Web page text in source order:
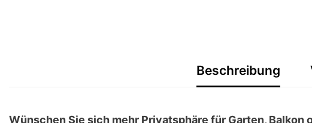
Beschreibung
Wünschen Sie sich mehr Privatsphäre für Garten, Balkon